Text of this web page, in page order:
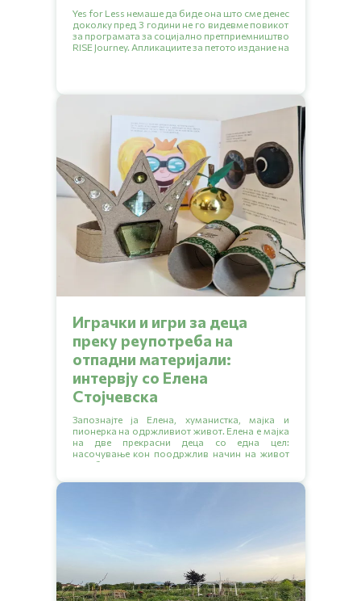
Yes for Less немаше да биде она што сме денес
доколку пред 3 години не го видевме повикот
за програмата за социјално претприемништво
RISE Journey. Апликациите за петото издание на
Играчки и игри за деца
преку реупотреба на
отпадни материјали:
интервју со Елена
Стојчевска
Запознајте ја Елена, хуманистка, мајка и
пионерка на одржливиот живот. Елена е мајка
на две прекрасни деца со една цел:
насочување кон поодржлив начин на живот
за себе и своето семејство.